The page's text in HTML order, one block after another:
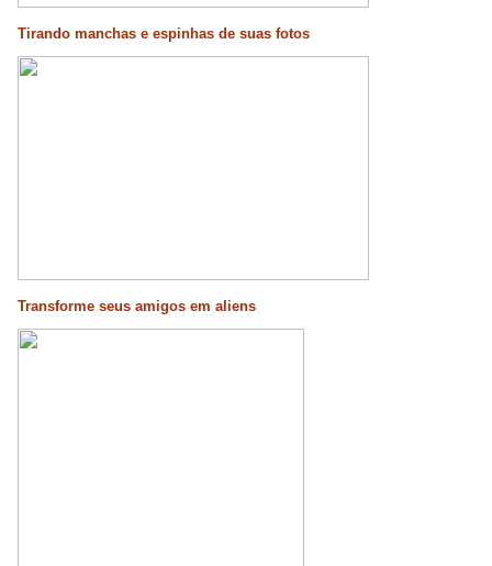
Tirando manchas e espinhas de suas fotos
Transforme seus amigos em aliens